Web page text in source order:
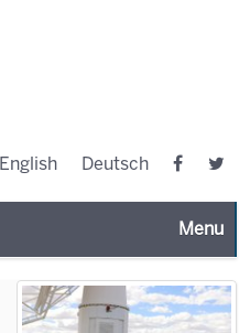
English Deutsch
Toggle